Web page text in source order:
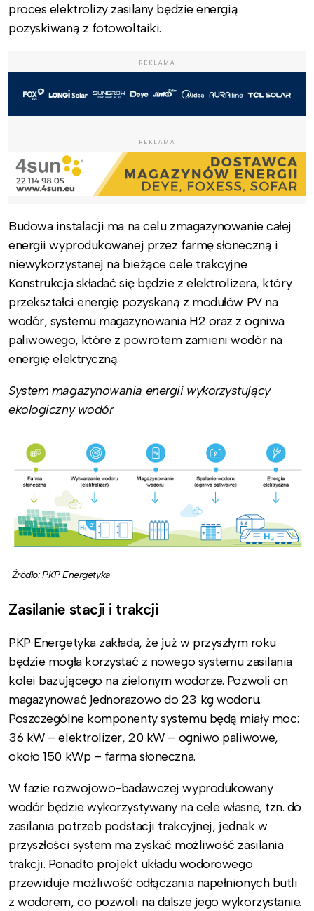
proces elektrolizy zasilany będzie energią
pozyskiwaną z fotowoltaiki.
REKLAMA
REKLAMA
Budowa instalacji ma na celu zmagazynowanie całej
energii wyprodukowanej przez farmę słoneczną i
niewykorzystanej na bieżące cele trakcyjne.
Konstrukcja składać się będzie z elektrolizera, który
przekształci energię pozyskaną z modułów PV na
wodór, systemu magazynowania H2 oraz z ogniwa
paliwowego, które z powrotem zamieni wodór na
energię elektryczną.
System magazynowania energii wykorzystujący
ekologiczny wodór
Źródło: PKP Energetyka
Zasilanie stacji i trakcji
PKP Energetyka zakłada, że już w przyszłym roku
będzie mogła korzystać z nowego systemu zasilania
kolei bazującego na zielonym wodorze. Pozwoli on
magazynować jednorazowo do 23 kg wodoru.
Poszczególne komponenty systemu będą miały moc:
36 kW – elektrolizer, 20 kW – ogniwo paliwowe,
około 150 kWp – farma słoneczna.
W fazie rozwojowo-badawczej wyprodukowany
wodór będzie wykorzystywany na cele własne, tzn. do
zasilania potrzeb podstacji trakcyjnej, jednak w
przyszłości system ma zyskać możliwość zasilania
trakcji. Ponadto projekt układu wodorowego
przewiduje możliwość odłączania napełnionych butli
z wodorem, co pozwoli na dalsze jego wykorzystanie.